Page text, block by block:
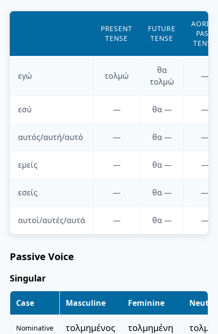
PRESENT
TENSE
FUTURE
TENSE
AORIST
PAST
TENSE
εγώ τολμώ
θα
τολμώ
—
εσύ — θα— —
αυτός/αυτή/αυτό — θα— —
εμείς — θα— —
εσείς — θα— —
αυτοί/αυτές/αυτά — θα— —
Passive Voice
Singular
Case Masculine Feminine Neuter
Nominative τολμημένος τολμημένη